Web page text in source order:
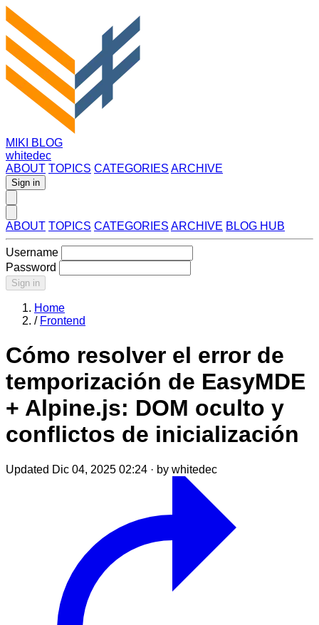
MIKI BLOG
whitedec
ABOUT TOPICS CATEGORIES ARCHIVE
Sign in
ABOUT TOPICS CATEGORIES ARCHIVE BLOG HUB
Username
Password
Sign in
Home
/ Frontend
Cómo resolver el error de
temporización de EasyMDE
+ Alpine.js: DOM oculto y
conflictos de inicialización
Updated Dic 04, 2025 02:24 · by whitedec